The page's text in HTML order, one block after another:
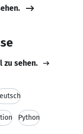
zu sehen.
Python